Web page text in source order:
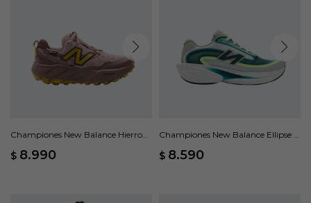
Championes New Balance Hierro
$ 8.990
Championes New Balance Ellipse -
$ 8.590